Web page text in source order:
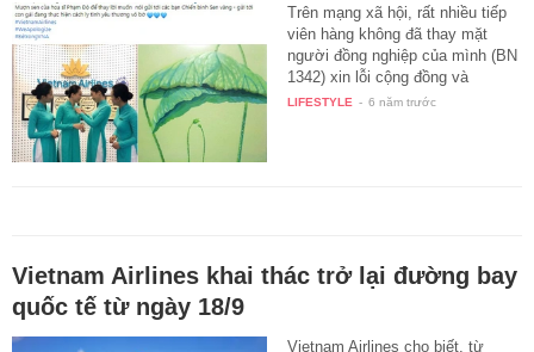
Trên mạng xã hội, rất nhiều tiếp
viên hàng không đã thay mặt
người đồng nghiệp của mình (BN
1342) xin lỗi cộng đồng và
mong…
LIFESTYLE - 6 năm trước
Vietnam Airlines khai thác trở lại đường bay
quốc tế từ ngày 18/9
Vietnam Airlines cho biết, từ